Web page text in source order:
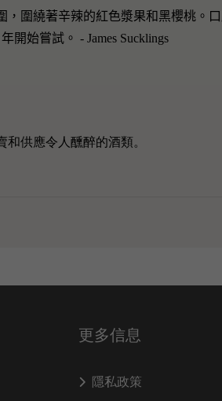
圍繞著辛辣的紅色漿果和黑櫻桃。
始嘗試。 - James Sucklings
供應令人醺醉的酒類。
更多信息
隱私政策